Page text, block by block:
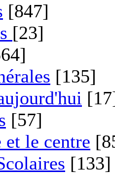
[847]
[23]
[135]
[57]
et le centre
[133]